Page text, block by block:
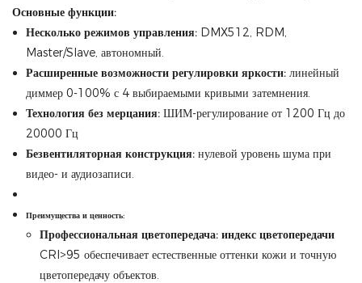
Основные функции:
Несколько режимов управления:DMX512, RDM,
Master/Slave, автономный.
Расширенные возможности регулировки яркости:линейный
диммер 0-100% с 4 выбираемыми кривыми затемнения.
Технология без мерцания:ШИМ-регулирование от 1200 Гц до
20000 Гц
Безвентиляторная конструкция:нулевой уровень шума при
видео- и аудиозаписи.
Преимущества и ценность:
Профессиональная цветопередача: индекс цветопередачи
CRI>95 обеспечивает естественные оттенки кожи и точную
цветопередачу объектов.